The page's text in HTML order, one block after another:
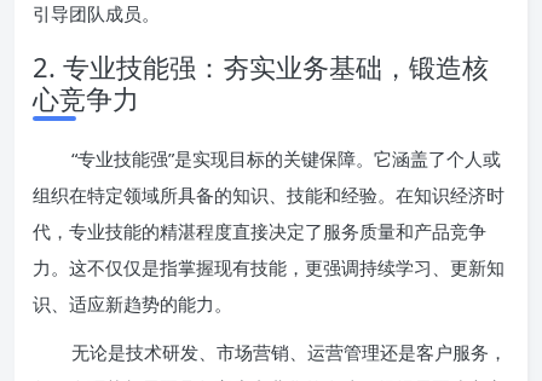
引导团队成员。
2. 专业技能强：夯实业务基础，锻造核
心竞争力
“专业技能强”是实现目标的关键保障。它涵盖了个人或
组织在特定领域所具备的知识、技能和经验。在知识经济时
代，专业技能的精湛程度直接决定了服务质量和产品竞争
力。这不仅仅是指掌握现有技能，更强调持续学习、更新知
识、适应新趋势的能力。
无论是技术研发、市场营销、运营管理还是客户服务，